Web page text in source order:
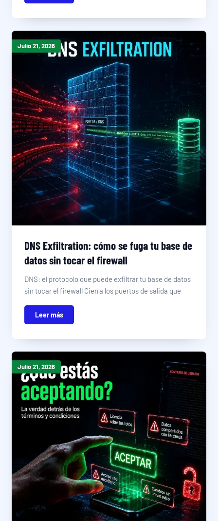
Julio 21, 2026
DNS Exfiltration: cómo se fuga tu base de
datos sin tocar el firewall
DNS: el protocolo que puede exfiltrar tu base de datos
sin tocar el firewall Cierra los puertos de salida que
Leer más
Julio 21, 2026